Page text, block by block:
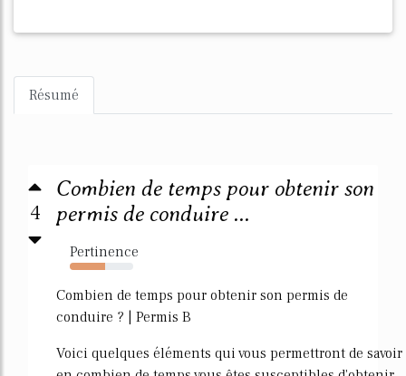
Résumé
4
Combien de temps pour obtenir son
permis de conduire ...
Pertinence
56%
Combien de temps pour obtenir son permis de
conduire ? | Permis B
Voici quelques éléments qui vous permettront de savoir